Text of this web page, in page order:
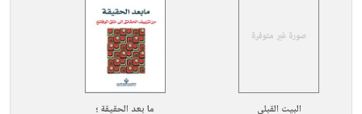
البيت القبلي
ما بعد الحقيقة ؛